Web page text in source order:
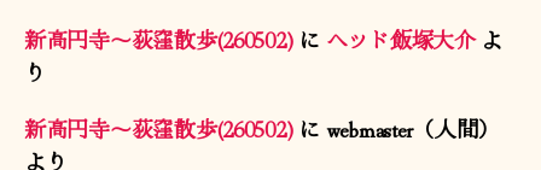
新高円寺〜荻窪散歩(260502)に ヘッド飯塚大介よ
り
新高円寺〜荻窪散歩(260502)に webmaster（人間）
より